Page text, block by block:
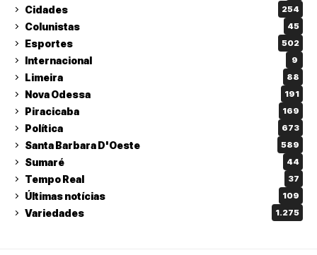
Cidades 254
Colunistas 45
Esportes 502
Internacional 9
Limeira 88
Nova Odessa 191
Piracicaba 169
Política 673
Santa Barbara D'Oeste 589
Sumaré 44
Tempo Real 37
Últimas notícias 109
Variedades 1.275